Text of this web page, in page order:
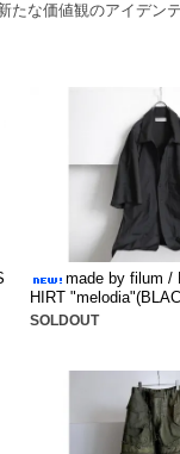
たな価値観のアイデン
made by filum /
HIRT
SOLDOUT